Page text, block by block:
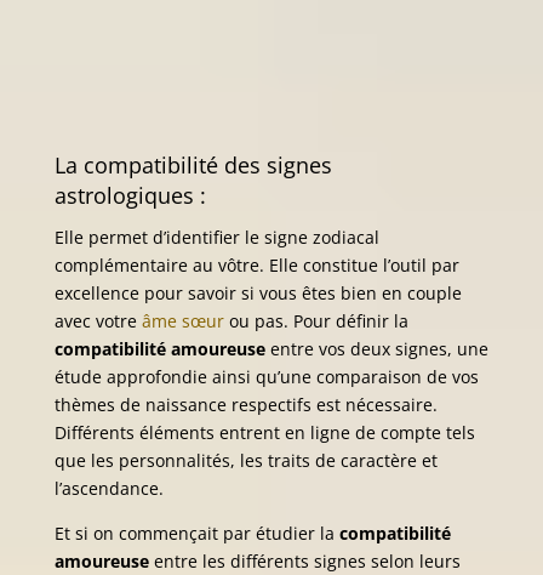
La compatibilité des signes
astrologiques :
Elle permet d’identifier le signe zodiacal
complémentaire au vôtre. Elle constitue l’outil par
excellence pour savoir si vous êtes bien en couple
avec votre âme sœurou pas. Pour définir la
compatibilité amoureuseentre vos deux signes, une
étude approfondie ainsi qu’une comparaison de vos
thèmes de naissance respectifs est nécessaire.
Différents éléments entrent en ligne de compte tels
que les personnalités, les traits de caractère et
l’ascendance.
Et si on commençait par étudier la compatibilité
amoureuseentre les différents signes selon leurs